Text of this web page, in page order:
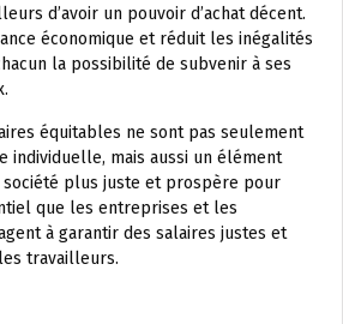
d’avoir un pouvoir d’achat décent.
économique et réduit les inégalités
la possibilité de subvenir à ses
équitables ne sont pas seulement
individuelle, mais aussi un élément
plus juste et prospère pour
que les entreprises et les
à garantir des salaires justes et
travailleurs.